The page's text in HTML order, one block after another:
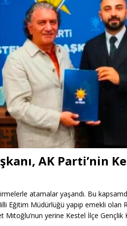
AK Parti’nin
atamalar yaşandı. Bu
Eğitim Müdürlüğü yapıp emekli olan
Mıtoğlu’nun yerine Kestel İlçe Gençlik